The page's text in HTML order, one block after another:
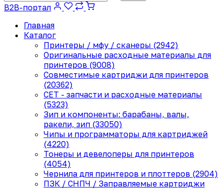
B2B-портал
Главная
Каталог
Принтеры / мфу / сканеры (2942)
Оригинальные расходные материалы для
принтеров (9008)
Совместимые картриджи для принтеров
(20362)
CET - запчасти и расходные материалы
(5323)
Зип и компоненты: барабаны, валы,
ракели, зип (33050)
Чипы и программаторы для картриджей
(4220)
Тонеры и девелоперы для принтеров
(4054)
Чернила для принтеров и плоттеров (2904)
ПЗК / СНПЧ / Заправляемые картриджи